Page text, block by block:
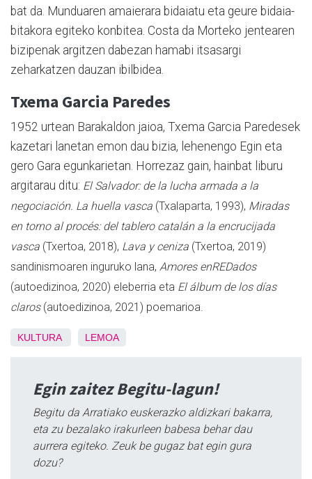
bat da. Munduaren amaierara bidaiatu eta geure bidaia-
bitakora egiteko konbitea. Costa da Morteko jentearen
bizipenak argitzen dabezan hamabi itsasargi
zeharkatzen dauzan ibilbidea.
Txema Garcia Paredes
1952 urtean Barakaldon jaioa, Txema Garcia Paredesek
kazetari lanetan emon dau bizia, lehenengo Egin eta
gero Gara egunkarietan. Horrezaz gain, hainbat liburu
argitarau ditu: El Salvador: de la lucha armada a la
negociación. La huella vasca (Txalaparta, 1993), Miradas
en torno al procés: del tablero catalán a la encrucijada
vasca (Txertoa, 2018), Lava y ceniza (Txertoa, 2019)
sandinismoaren inguruko lana, Amores enREDados
(autoedizinoa, 2020) eleberria eta El álbum de los días
claros(autoedizinoa, 2021) poemarioa.
KULTURA LEMOA
Egin zaitez Begitu-lagun!
Begitu da Arratiako euskerazko aldizkari bakarra,
eta zu bezalako irakurleen babesa behar dau
aurrera egiteko. Zeuk be gugaz bat egin gura
dozu?